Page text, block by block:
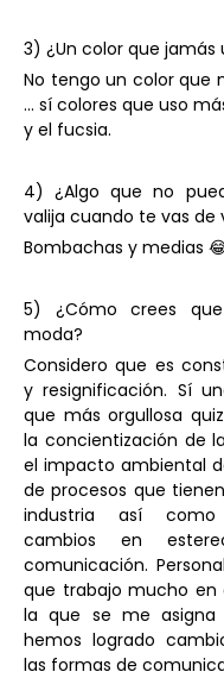
3) ¿Un color que jamás
No tengo un color que
... sí colores que uso
y el fucsia.
4) ¿Algo que no
valija cuando te vas de
Bombachas y medias
5) ¿Cómo crees
moda?
Considero que es
y resignificación. Sí
que más orgullosa
la concientización de
el impacto ambiental
de procesos que
industria así
cambios en
comunicación.
que trabajo mucho en
la que se me
hemos logrado
las formas de